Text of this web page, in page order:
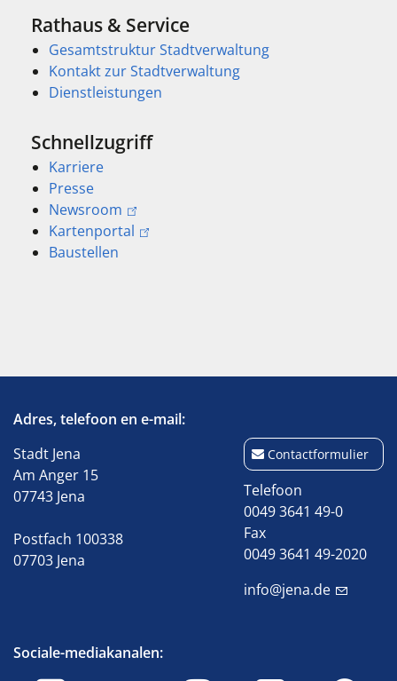
Rathaus & Service
Gesamtstruktur Stadtverwaltung
Kontakt zur Stadtverwaltung
Dienstleistungen
Schnellzugriff
Karriere
Presse
Newsroom
Kartenportal
Baustellen
Adres, telefoon en e-mail:
Stadt Jena
Am Anger 15
07743 Jena
Postfach 100338
07703 Jena
Contactformulier
Telefoon
0049 3641 49-0
Fax
0049 3641 49-2020
info@jena.de
Sociale-mediakanalen: